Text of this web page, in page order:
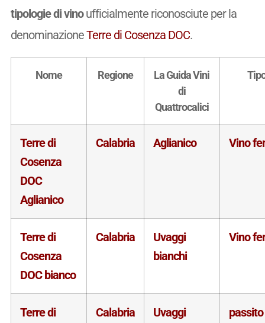
tipologie di vinoufficialmente riconosciute per la
denominazioneTerre di Cosenza DOC.
Nome Regione
La Guida Vini
di
Quattrocalici
Terre di
Cosenza
DOC
Aglianico
Calabria Aglianico Vino
Terre di
Cosenza
DOC bianco
Calabria
Uvaggi
bianchi
Vino
Terre di
Calabria
Uvaggi
passito